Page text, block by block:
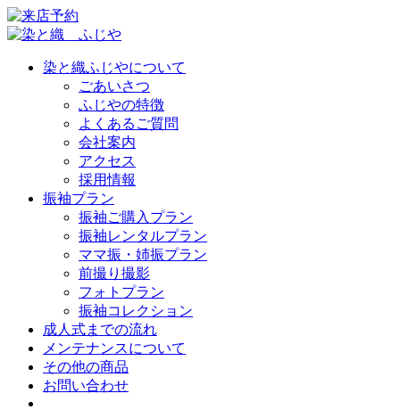
染と織ふじやについて
ごあいさつ
ふじやの特徴
よくあるご質問
会社案内
アクセス
採用情報
振袖プラン
振袖ご購入プラン
振袖レンタルプラン
ママ振・姉振プラン
前撮り撮影
フォトプラン
振袖コレクション
成人式までの流れ
メンテナンスについて
その他の商品
お問い合わせ